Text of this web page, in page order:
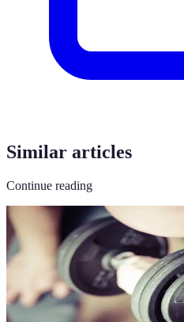
Similar articles
Continue reading